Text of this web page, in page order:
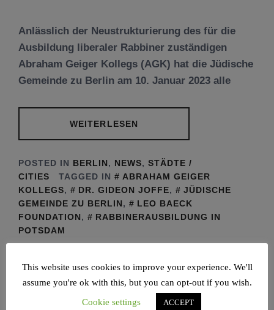
Anlässlich der Neustrukturierung des für die
Ausbildung liberaler Rabbiner zuständigen
Abraham Geiger Kollegs (AGK) hat die Jüdische
Gemeinde zu Berlin am 10. Januar 2023 alle
WEITERLESEN
POSTED IN BERLIN, NEWS, STÄDTE /
CITIES
TAGGED IN
ABRAHAM GEIGER
KOLLEGS, DR. GIDEON JOFFE,
JÜDISCHE
GEMEINDE ZU BERLIN,
LEO BAECK
FOUNDATION,
RABBINERAUSBILDUNG IN
POTSDAM
This website uses cookies to improve your experience. We'll
assume you're ok with this, but you can opt-out if you wish.
Cookie settings
ACCEPT